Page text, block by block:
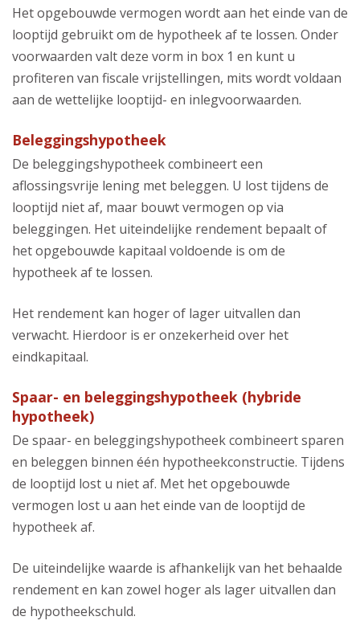
Het opgebouwde vermogen wordt aan het einde van de
looptijd gebruikt om de hypotheek af te lossen. Onder
voorwaarden valt deze vorm in box 1 en kunt u
profiteren van fiscale vrijstellingen, mits wordt voldaan
aan de wettelijke looptijd- en inlegvoorwaarden.
Beleggingshypotheek
De beleggingshypotheek combineert een
aflossingsvrije lening met beleggen. U lost tijdens de
looptijd niet af, maar bouwt vermogen op via
beleggingen. Het uiteindelijke rendement bepaalt of
het opgebouwde kapitaal voldoende is om de
hypotheek af te lossen.
Het rendement kan hoger of lager uitvallen dan
verwacht. Hierdoor is er onzekerheid over het
eindkapitaal.
Spaar- en beleggingshypotheek (hybride
hypotheek)
De spaar- en beleggingshypotheek combineert sparen
en beleggen binnen één hypotheekconstructie. Tijdens
de looptijd lost u niet af. Met het opgebouwde
vermogen lost u aan het einde van de looptijd de
hypotheek af.
De uiteindelijke waarde is afhankelijk van het behaalde
rendement en kan zowel hoger als lager uitvallen dan
de hypotheekschuld.